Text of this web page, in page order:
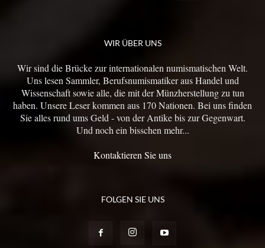
WIR ÜBER UNS
Wir sind die Brücke zur internationalen numismatischen Welt.
Uns lesen Sammler, Berufsnumismatiker aus Handel und
Wissenschaft sowie alle, die mit der Münzherstellung zu tun
haben. Unsere Leser kommen aus 170 Nationen. Bei uns finden
Sie alles rund ums Geld - von der Antike bis zur Gegenwart.
Und noch ein bisschen mehr...
Kontaktieren Sie uns
FOLGEN SIE UNS